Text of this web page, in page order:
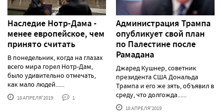
Наследие Нотр-Дама -
менее европейское, чем
принято считать
В понедельник, когда на глазах
всего мира горел Нотр-Дам,
было удивительно отмечать,
как мало людей......
18 АПРЕЛЯ'2019 1
Администрация Трампа
опубликует свой план
по Палестине после
Рамадана
Джаред Кушнер, советник
президента США Дональда
Трампа и его же зять, объявил в
среду, что долгожда......
18 АПРЕЛЯ'2019